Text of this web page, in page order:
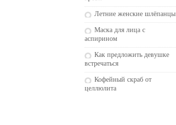
Летние женские шлёпанцы
Маска для лица с
аспирином
Как предложить девушке
встречаться
Кофейный скраб от
целлюлита